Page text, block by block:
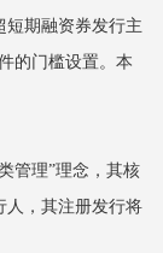
短期融资券发行主
的门槛设置。本
管理”理念，其核
人，其注册发行将